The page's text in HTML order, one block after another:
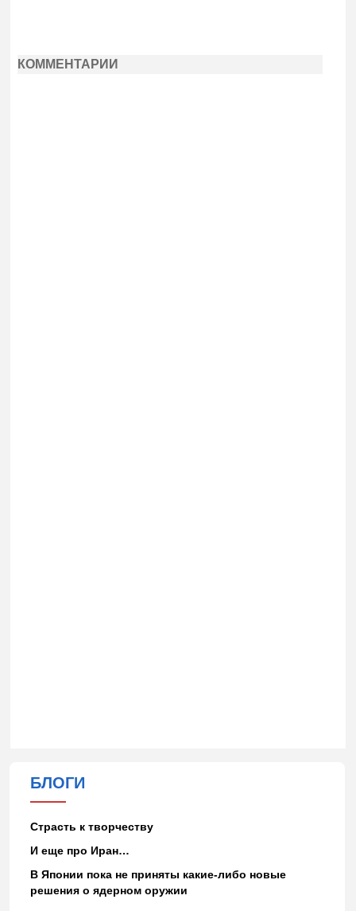
КОММЕНТАРИИ
БЛОГИ
Страсть к творчеству
И еще про Иран…
В Японии пока не приняты какие-либо новые
решения о ядерном оружии